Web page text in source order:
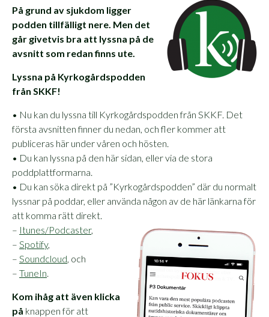
På grund av sjukdom ligger
podden tillfälligt nere. Men det
går givetvis bra att lyssna på de
avsnitt som redan finns ute.
Lyssna på Kyrkogårdspodden
från SKKF!
• Nu kan du lyssna till Kyrkogårdspodden från SKKF. Det
första avsnitten finner du nedan, och fler kommer att
publiceras här under våren och hösten.
• Du kan lyssna på den här sidan, eller via de stora
poddplattformarna.
• Du kan söka direkt på ”Kyrkogårdspodden” där du normalt
lyssnar på poddar, eller använda någon av de här länkarna för
att komma rätt direkt.
– Itunes/Podcaster,
– Spotify,
– Soundcloud , och
– TuneIn
Kom ihåg att även klicka
på knappen för att